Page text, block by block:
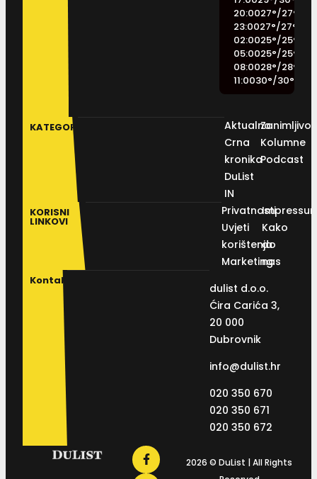
20:0027°/27°
23:0027°/27°
02:0025°/25°
05:0025°/25°
08:0028°/28°
11:0030°/30°
KATEGORIJE
Aktualno
Crna
kronika
DuList
IN
Kolumne
Podcast
KORISNI
LINKOVI
Privatnosti
Uvjeti
korištenja
Marketing
Kako
do
nas
Kontakt
dulist d.o.o.
Ćira Carića 3,
20 000
Dubrovnik
info@dulist.hr
020 350 670
020 350 671
020 350 672
2026 © DuList | All Rights